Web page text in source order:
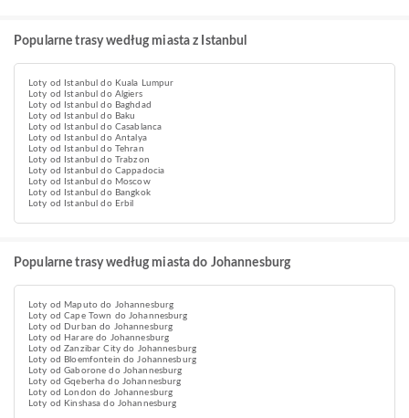
Popularne trasy według miasta z Istanbul
Loty od Istanbul do Kuala Lumpur
Loty od Istanbul do Algiers
Loty od Istanbul do Baghdad
Loty od Istanbul do Baku
Loty od Istanbul do Casablanca
Loty od Istanbul do Antalya
Loty od Istanbul do Tehran
Loty od Istanbul do Trabzon
Loty od Istanbul do Cappadocia
Loty od Istanbul do Moscow
Loty od Istanbul do Bangkok
Loty od Istanbul do Erbil
Popularne trasy według miasta do Johannesburg
Loty od Maputo do Johannesburg
Loty od Cape Town do Johannesburg
Loty od Durban do Johannesburg
Loty od Harare do Johannesburg
Loty od Zanzibar City do Johannesburg
Loty od Bloemfontein do Johannesburg
Loty od Gaborone do Johannesburg
Loty od Gqeberha do Johannesburg
Loty od London do Johannesburg
Loty od Kinshasa do Johannesburg